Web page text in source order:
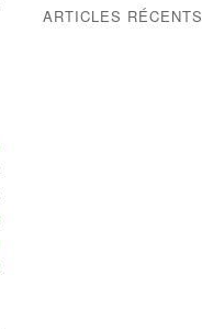
ARTICLES RÉCENTS